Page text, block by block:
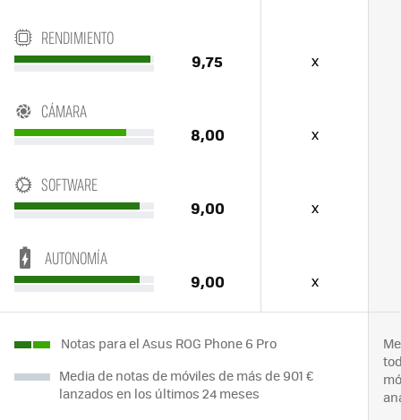
RENDIMIENTO
9,75 x
CÁMARA
8,00 x
SOFTWARE
9,00 x
AUTONOMÍA
9,00 x
Notas para el Asus ROG Phone 6 Pro
Media de notas de móviles de más de 901 €
lanzados en los últimos 24 meses